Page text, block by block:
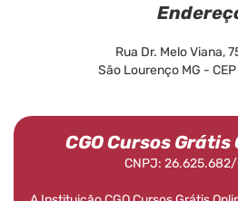
Rua Dr. Melo Viana,
São Lourenço MG -
CGO Cursos Grátis
CNPJ: